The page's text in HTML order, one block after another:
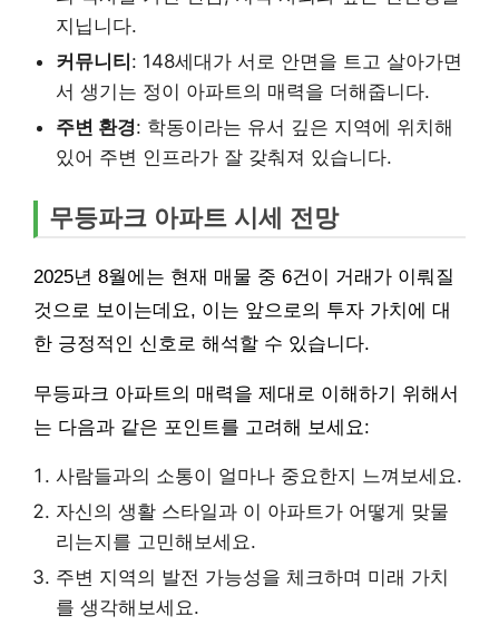
지닙니다.
커뮤니티 : 148세대가 서로 안면을 트고 살아가면
서 생기는 정이 아파트의 매력을 더해줍니다.
주변 환경: 학동이라는 유서 깊은 지역에 위치해
있어 주변 인프라가 잘 갖춰져 있습니다.
무등파크 아파트 시세 전망
2025년 8월에는 현재 매물 중 6건이 거래가 이뤄질
것으로 보이는데요, 이는 앞으로의 투자 가치에 대
한 긍정적인 신호로 해석할 수 있습니다.
무등파크 아파트의 매력을 제대로 이해하기 위해서
는 다음과 같은 포인트를 고려해 보세요:
사람들과의 소통이 얼마나 중요한지 느껴보세요.
자신의 생활 스타일과 이 아파트가 어떻게 맞물
리는지를 고민해보세요.
주변 지역의 발전 가능성을 체크하며 미래 가치
를 생각해보세요.